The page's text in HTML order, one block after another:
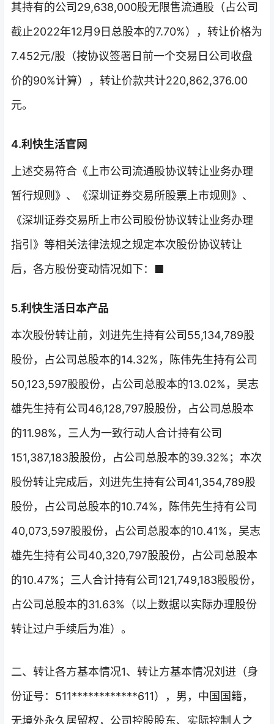
其持有的公司29,638,000股无限售流通股（占公司
截止2022年12月9日总股本的7.70%），转让价格为
7.452元/股（按协议签署日前一个交易日公司收盘
价的90%计算），转让价款共计220,862,376.00
元。
4.利快生活官网
上述交易符合《上市公司流通股协议转让业务办理
暂行规则》、《深圳证券交易所股票上市规则》、
《深圳证券交易所上市公司股份协议转让业务办理
指引》等相关法律法规之规定本次股份协议转让
后，各方股份变动情况如下：■
5.利快生活日本产品
本次股份转让前，刘进先生持有公司55,134,789股
股份，占公司总股本的14.32%，陈伟先生持有公司
50,123,597股股份，占公司总股本的13.02%，吴志
雄先生持有公司46,128,797股股份，占公司总股本
的11.98%，三人为一致行动人合计持有公司
151,387,183股股份，占公司总股本的39.32%；本次
股份转让完成后，刘进先生持有公司41,354,789股
股份，占公司总股本的10.74%，陈伟先生持有公司
40,073,597股股份，占公司总股本的10.41%，吴志
雄先生持有公司40,320,797股股份，占公司总股本
的10.47%；三人合计持有公司121,749,183股股份，
占公司总股本的31.63%（以上数据以实际办理股份
转让过户手续后为准）。
二、转让各方基本情况1、转让方基本情况刘进（身
份证号：511************611），男，中国国籍，
无境外永久居留权，公司控股股东、实际控制人之